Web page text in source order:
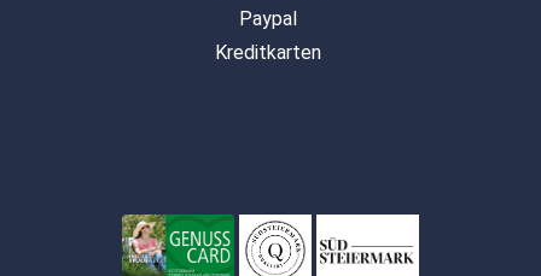
Paypal
Kreditkarten